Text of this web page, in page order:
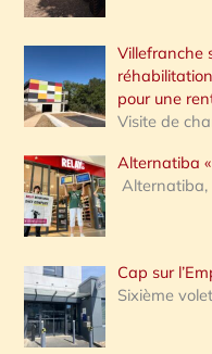
Villefranche
pour une
Visite de
Alternatiba
Alternatiba,
Cap sur
Sixième